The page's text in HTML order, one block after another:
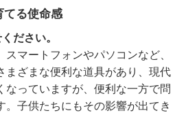
てる使命感
ださい。
マートフォンやパソコンなど、
まざまな便利な道具があり、現代
なっていますが、便利な一方で問
。子供たちにもその影響が出てき